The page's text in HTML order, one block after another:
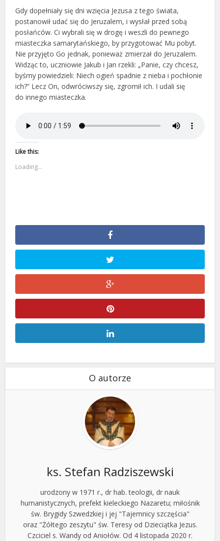
Gdy dopełniały się dni wzięcia Jezusa z tego świata,
postanowił udać się do Jeruzalem, i wysłał przed sobą
posłańców. Ci wybrali się w drogę i weszli do pewnego
miasteczka samarytańskiego, by przygotować Mu pobyt.
Nie przyjęto Go jednak, ponieważ zmierzał do Jeruzalem.
Widząc to, uczniowie Jakub i Jan rzekli: „Panie, czy chcesz,
byśmy powiedzieli: Niech ogień spadnie z nieba i pochłonie
ich?” Lecz On, odwróciwszy się, zgromił ich. I udali się
do innego miasteczka.
Like this:
Loading...
O autorze
ks. Stefan Radziszewski
urodzony w 1971 r., dr hab. teologii, dr nauk
humanistycznych, prefekt kieleckiego Nazaretu; miłośnik
św. Brygidy Szwedzkiej i jej "Tajemnicy szczęścia"
oraz "Żółtego zeszytu" św. Teresy od Dzieciątka Jezus.
Czciciel s. Wandy od Aniołów. Od 4 listopada 2020 r.